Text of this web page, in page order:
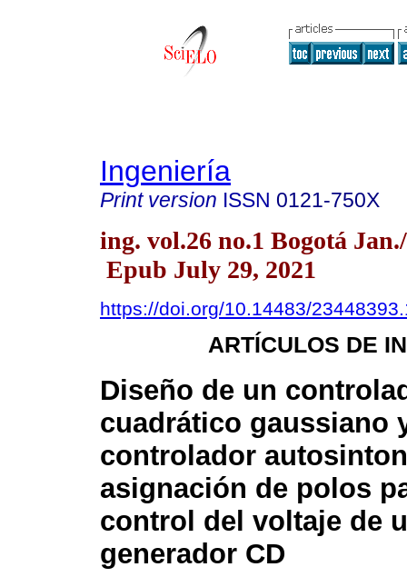
Ingeniería
Print version ISSN 0121-750X
ing. vol.26 no.1 Bogotá
Epub July 29, 2021
https://doi.org/10.14483/
ARTÍCULOS DE
Diseño de un
cuadrático gaussiano
controlador
asignación de polos
control del voltaje de
generador CD